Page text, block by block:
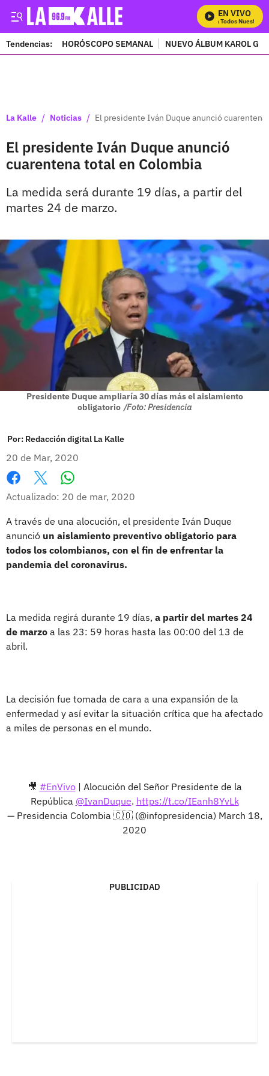
EN VIVO
Mira Todos Nuestros
Tendencias: HORÓSCOPO SEMANAL NUEVO ÁLBUM KAROL G
La Kalle / Noticias / El presidente Iván Duque anunció
El presidente Iván Duque anunció
cuarentena total en Colombia
La medida será durante 19 días, a partir del
martes 24 de marzo.
Presidente Duque ampliaría 30 días más el aislamiento
obligatorio /Foto: Presidencia
Por: Redacción digital La Kalle
20 de Mar, 2020
Facebook
X
Actualizado: 20 de mar, 2020
A través de una alocución, el presidente Iván Duque
anunció un aislamiento preventivo obligatorio para
todos los colombianos, con el fin de enfrentar la
pandemia del coronavirus.
La medida regirá durante 19 días, a partir del martes 24
de marzo a las 23: 59 horas hasta las 00:00 del 13 de
abril.
La decisión fue tomada de cara a una expansión de la
enfermedad y así evitar la situación crítica que ha afectado
a miles de personas en el mundo.
🎥 #EnVivo| Alocución del Señor Presidente de la
República @IvanDuque. https://t.co/IEanh8YvLk
— Presidencia Colombia 🇨🇴 (@infopresidencia) March 18,
2020
PUBLICIDAD